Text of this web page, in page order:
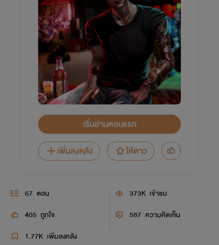
เริ่มอ่านตอนแรก
เพิ่มลงคลัง
ให้ดาว
67 ตอน 373K เข้าชม
405 ถูกใจ 587 ความคิดเห็น
1.77K เพิ่มลงคลัง